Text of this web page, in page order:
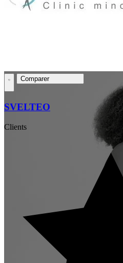
Comparer
SVELTEO
Clients